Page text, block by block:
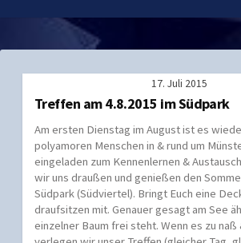
17. Juli 2015
Treffen am 4.8.2015 im Südpark
Am ersten Dienstag im August ist es
polyamoren Menschen in & rund um
eingeladen zum Kennenlernen &
wir uns draußen und genießen den
Südpark (Südviertel). Bringt Euch eine
draufsitzen mit. Genauer gesagt am See
einzelner Baum frei steht. Wenn es zu naß